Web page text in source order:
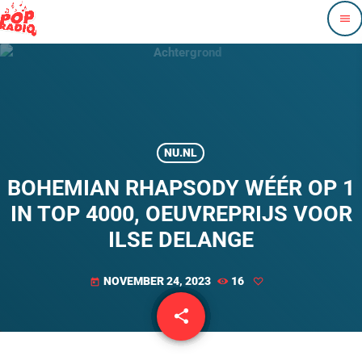
menu
NU.NL
BOHEMIAN RHAPSODY WÉÉR OP 1
IN TOP 4000, OEUVREPRIJS VOOR
ILSE DELANGE
today NOVEMBER 24, 2023 16
share
email